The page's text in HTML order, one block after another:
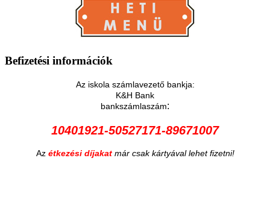
Befizetési információk
Az iskola számlavezető bankja:
K&H Bank
bankszámlaszám:
10401921-50527171-89671007
Az étkezési díjakat már csak kártyával lehet fizetni!